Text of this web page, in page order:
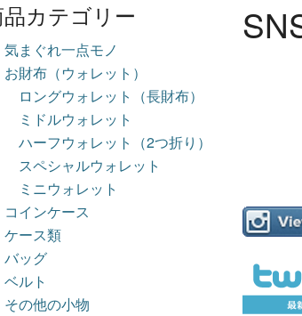
品カテゴリー
気まぐれ一点モノ
お財布（ウォレット）
ロングウォレット（長財布）
ミドルウォレット
ハーフウォレット（2つ折り）
スペシャルウォレット
ミニウォレット
コインケース
ケース類
バッグ
ベルト
その他の小物